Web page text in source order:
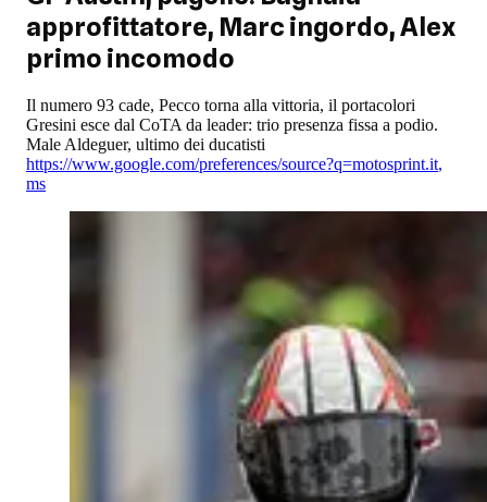
approfittatore, Marc ingordo, Alex
primo incomodo
Il numero 93 cade, Pecco torna alla vittoria, il portacolori
Gresini esce dal CoTA da leader: trio presenza fissa a podio.
Male Aldeguer, ultimo dei ducatisti
https://www.google.com/preferences/source?q=motosprint.it,
ms